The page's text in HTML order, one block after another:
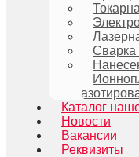
Сварка
Каталог
Новости
Вакансии
Реквизиты